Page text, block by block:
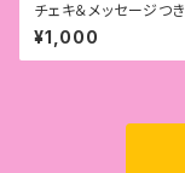
チェキ＆メッセージつき
¥1,000